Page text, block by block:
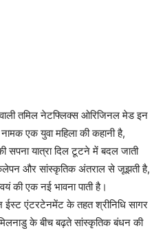
तमिल नेटफ्लिक्स ओरिजिनल मेड इन
एक युवा महिला की कहानी है,
सपना यात्रा दिल टूटने में बदल जाती
और सांस्कृतिक अंतराल से जूझती है,
की एक नई भावना पाती है।
ईस्ट एंटरटेनमेंट के तहत श्रीनिधि सागर
तमिलनाडु के बीच बढ़ते सांस्कृतिक बंधन की